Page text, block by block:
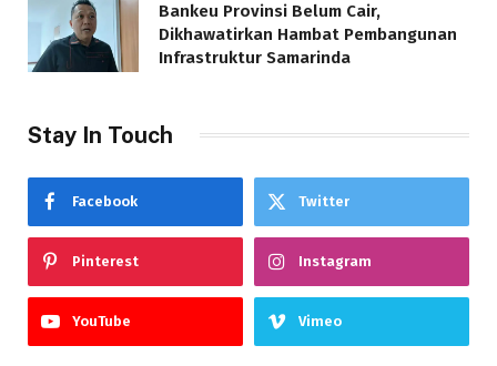
Bankeu Provinsi Belum Cair,
Dikhawatirkan Hambat Pembangunan
Infrastruktur Samarinda
Stay In Touch
Facebook Twitter
Pinterest Instagram
YouTube Vimeo